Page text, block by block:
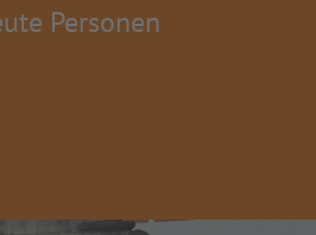
Personen